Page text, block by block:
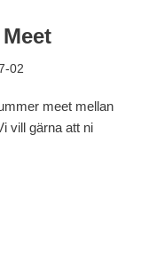
02
meet mellan
vill gärna att ni